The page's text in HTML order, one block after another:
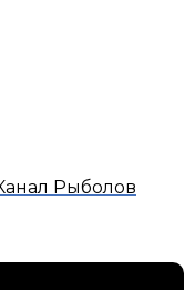
Рыболов